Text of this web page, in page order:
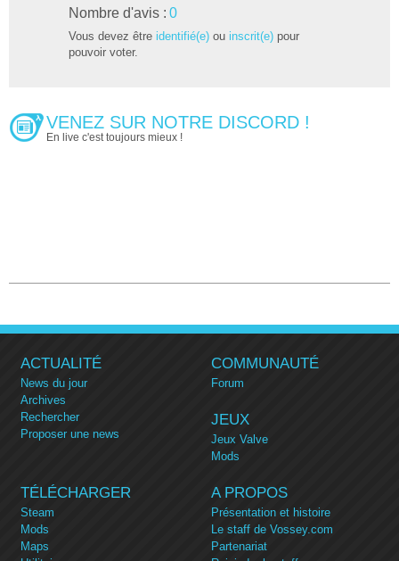
Nombre d'avis : 0
Vous devez être identifié(e) ou inscrit(e) pour
pouvoir voter.
VENEZ SUR NOTRE DISCORD !
En live c'est toujours mieux !
ACTUALITÉ
News du jour
Archives
Rechercher
Proposer une news
COMMUNAUTÉ
Forum
JEUX
Jeux Valve
Mods
TÉLÉCHARGER
Steam
Mods
Maps
A PROPOS
Présentation et histoire
Le staff de Vossey.com
Partenariat